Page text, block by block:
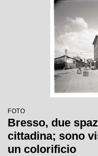
FOTO
Bresso, due
cittadina; sono
un colorificio